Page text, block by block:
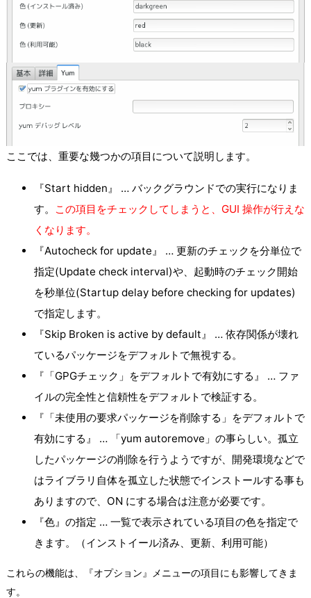
ここでは、重要な幾つかの項目について説明します。
『Start hidden』 … バックグラウンドでの実行になりま
す。
この項目をチェックしてしまうと、GUI 操作が行えな
くなります。
『Autocheck for update』 … 更新のチェックを分単位で
指定(Update check interval)や、起動時のチェック開始
を秒単位(Startup delay before checking for updates)
で指定します。
『Skip Broken is active by default』 … 依存関係が壊れ
ているパッケージをデフォルトで無視する。
『「GPGチェック」をデフォルトで有効にする』 … ファ
イルの完全性と信頼性をデフォルトで検証する。
『「未使用の要求パッケージを削除する」をデフォルトで
有効にする』 … 「yum autoremove」の事らしい。孤立
したパッケージの削除を行うようですが、開発環境などで
はライブラリ自体を孤立した状態でインストールする事も
ありますので、ON にする場合は注意が必要です。
『色』の指定 … 一覧で表示されている項目の色を指定で
きます。（インストイール済み、更新、利用可能）
これらの機能は、『オプション』メニューの項目にも影響してきま
す。